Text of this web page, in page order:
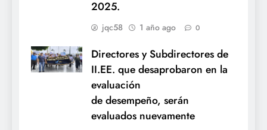
2025.
jqc58 1 año ago 0
Directores y Subdirectores de
II.EE. que desaprobaron en la
evaluación
de desempeño, serán
evaluados nuevamente